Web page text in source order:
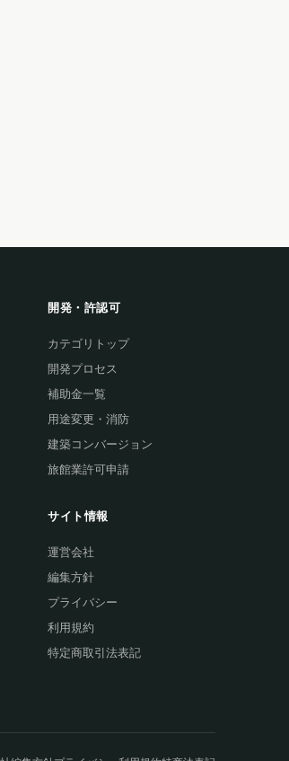
開発・許認可
カテゴリトップ
開発プロセス
補助金一覧
用途変更・消防
建築コンバージョン
旅館業許可申請
サイト情報
運営会社
編集方針
プライバシー
利用規約
特定商取引法表記